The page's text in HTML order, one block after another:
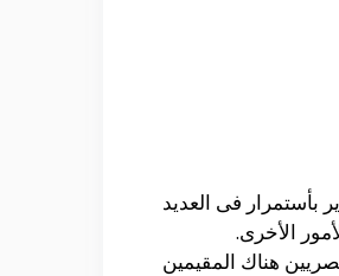
بأستمرار فى العديد
الأخرى.
هناك المقيمين